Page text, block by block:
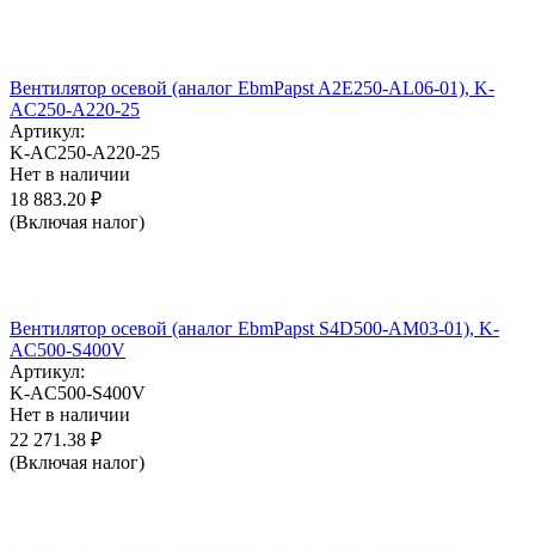
Вентилятор осевой (аналог EbmPapst A2E250-AL06-01), K-
AC250-A220-25
Артикул:
K-AC250-A220-25
Нет в наличии
18 883.20 ₽
(Включая налог)
Вентилятор осевой (аналог EbmPapst S4D500-AM03-01), K-
AC500-S400V
Артикул:
K-AC500-S400V
Нет в наличии
22 271.38 ₽
(Включая налог)